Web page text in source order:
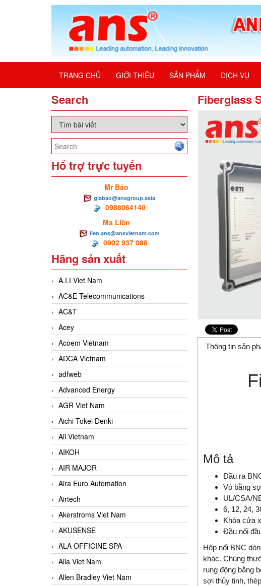
TRANG CHỦ GIỚI THIỆU SẢN PHẨM DỊCH VỤ
Search
Hổ trợ trực tuyến
Mr Bảo
giabao@ansgroup.asia
0988064140
Ms Liên
lien.ans@ansvietnam.com
0902 937 088
Hãng sản xuất
A.I.I Viet Nam
AC&E Telecommunications
AC&T
Acey
Acoem Vietnam
ADCA Vietnam
adfweb
Advanced Energy
AGR Viet Nam
Aichi Tokei Denki
Aii Vietnam
AIKOH
AIR MAJOR
Aira Euro Automation
Airtech
Akerstroms Viet Nam
AKUSENSE
ALA OFFICINE SPA
Alia Viet Nam
Allen Bradley Viet Nam
Fiberglass
Thông tin sản
Mô tả
Đầu ra
Vỏ bằng
UL/CSA/
6, 12, 24,
Khóa cửa
Đầu nối
Hộp nối BNC
khác. Chúng
rung động bằng
sợi thủy tinh,